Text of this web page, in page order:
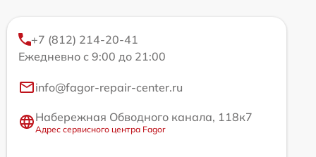
+7 (812) 214-20-41
Ежедневно с 9:00 до 21:00
info@fagor-repair-center.ru
Набережная Обводного канала, 118к7
Адрес сервисного центра Fagor